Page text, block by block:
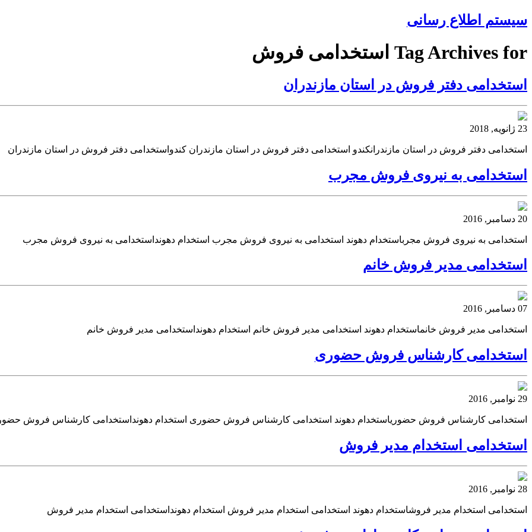
سیستم اطلاع رسانی
Tag Archives for استخدامی فروش
استخدامی دفتر فروش در استان مازندران
23 ژانویه, 2018
استخدامی دفتر فروش در استان مازندرانکندو استخدامی دفتر فروش در استان مازندران کندواستخدامی دفتر فروش در استان مازندران
استخدامی به نیروی فروش مجرب
20 دسامبر, 2016
استخدامی به نیروی فروش مجرباستخدام دهوند استخدامی به نیروی فروش مجرب استخدام دهونداستخدامی به نیروی فروش مجرب
استخدامی مدیر فروش خانم
07 دسامبر, 2016
استخدامی مدیر فروش خانماستخدام دهوند استخدامی مدیر فروش خانم استخدام دهونداستخدامی مدیر فروش خانم
استخدامی کارشناس فروش حضوری
29 نوامبر, 2016
استخدامی کارشناس فروش حضوریاستخدام دهوند استخدامی کارشناس فروش حضوری استخدام دهونداستخدامی کارشناس فروش
استخدامی استخدام مدیر فروش
28 نوامبر, 2016
استخدامی استخدام مدیر فروشاستخدام دهوند استخدامی استخدام مدیر فروش استخدام دهونداستخدامی استخدام مدیر فروش